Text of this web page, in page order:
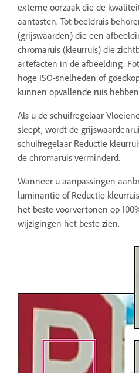
externe oorzaak die de
aantasten. Tot beeldruis
(grijswaarden) die een
chromaruis (kleurruis) die
artefacten in de afbeelding.
hoge ISO-snelheden of
kunnen opvallende ruis
Als u de schuifregelaar
sleept, wordt de
schuifregelaar Reductie
de chromaruis verminderd.
Wanneer u aanpassingen
luminantie of Reductie
het beste voorvertonen op
wijzigingen het beste zien.